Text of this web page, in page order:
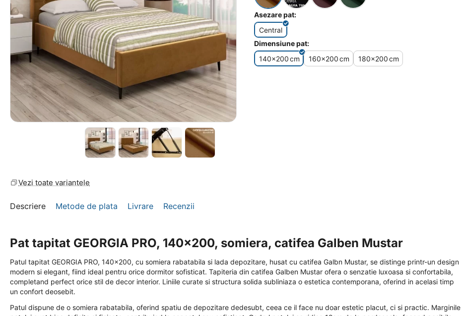
Asezare pat:
Central
Dimensiune pat:
140x200cm 160x200cm 180x200cm
Vezi toate variantele
Descriere Metode de plata Livrare Recenzii
Pat tapitat GEORGIA PRO, 140x200, somiera, catifea Galben Mustar
Patul tapitat GEORGIA PRO, 140x200, cu somiera rabatabila si lada depozitare, husat cu catifea Galbn Mustar, se distinge printr-un design
modern si elegant, fiind ideal pentru orice dormitor sofisticat. Tapiteria din catifea Galben Mustar ofera o senzatie luxoasa si confortabila,
completand perfect orice stil de decor interior. Liniile curate si structura solida subliniaza o estetica contemporana, oferind in acelasi timp
un confort deosebit.
Patul dispune de o somiera rabatabila, oferind spatiu de depozitare dedesubt, ceea ce il face nu doar estetic placut, ci si practic. Marginile